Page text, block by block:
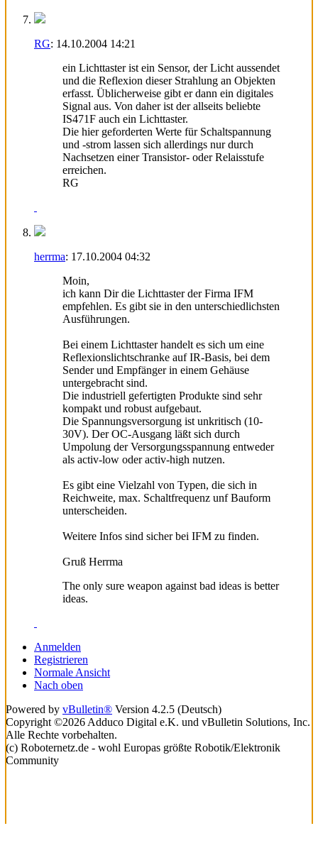
RG: 14.10.2004 14:21
ein Lichttaster ist ein Sensor, der Licht aussendet
und die Reflexion dieser Strahlung an Objekten
erfasst. Üblicherweise gibt er dann ein digitales
Signal aus. Von daher ist der allseits beliebte
IS471F auch ein Lichttaster.
Die hier geforderten Werte für Schaltspannung
und -strom lassen sich allerdings nur durch
Nachsetzen einer Transistor- oder Relaisstufe
erreichen.
RG
herrma: 17.10.2004 04:32
Moin,
ich kann Dir die Lichttaster der Firma IFM
empfehlen. Es gibt sie in den unterschiedlichsten
Ausführungen.
Bei einem Lichttaster handelt es sich um eine
Reflexionslichtschranke auf IR-Basis, bei dem
Sender und Empfänger in einem Gehäuse
untergebracht sind.
Die industriell gefertigten Produkte sind sehr
kompakt und robust aufgebaut.
Die Spannungsversorgung ist unkritisch (10-
30V). Der OC-Ausgang läßt sich durch
Umpolung der Versorgungsspannung entweder
als activ-low oder activ-high nutzen.
Es gibt eine Vielzahl von Typen, die sich in
Reichweite, max. Schaltfrequenz unf Bauform
unterscheiden.
Weitere Infos sind sicher bei IFM zu finden.
Gruß Herrma
The only sure weapon against bad ideas is better
ideas.
Anmelden
Registrieren
Normale Ansicht
Nach oben
Powered by vBulletin® Version 4.2.5 (Deutsch)
Copyright ©2026 Adduco Digital e.K. und vBulletin Solutions, Inc.
Alle Rechte vorbehalten.
(c) Roboternetz.de - wohl Europas größte Robotik/Elektronik
Community